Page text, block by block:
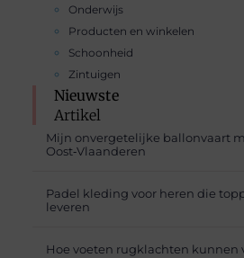
Onderwijs
Producten en winkelen
Schoonheid
Zintuigen
Nieuwste
Artikel
Mijn onvergetelijke ballonvaart
Oost‑Vlaanderen
Padel kleding voor heren die
leveren
Hoe voeten rugklachten kunnen